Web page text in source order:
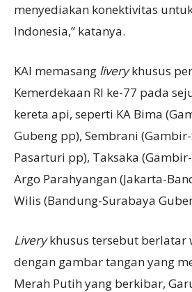
menyediakan konektivitas
Indonesia,” katanya.
KAI memasang liverykhusus
Kemerdekaan RI ke-77 pada
kereta api, seperti KA Bima
Gubeng pp), Sembrani
Pasarturi pp), Taksaka
Argo Parahyangan (Jakarta-
Wilis (Bandung-Surabaya
Liverykhusus tersebut berlatar
dengan gambar tangan yang
Merah Putih yang berkibar,